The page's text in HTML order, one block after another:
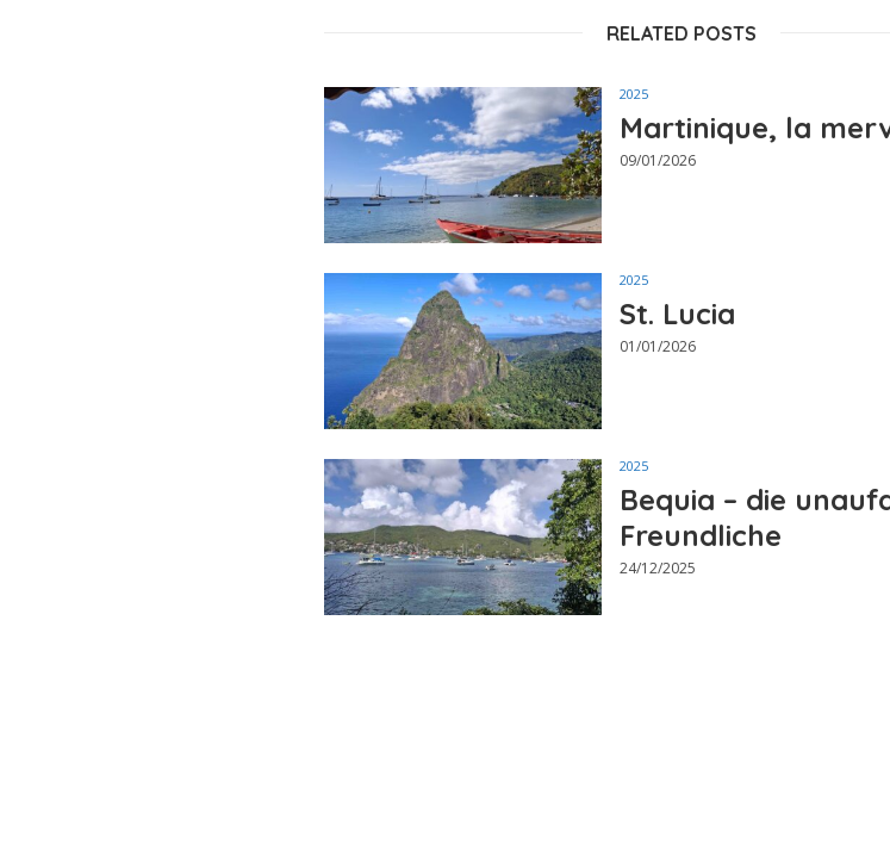
RELATED POSTS
2025
Martinique, la
09/01/2026
2025
St. Lucia
01/01/2026
2025
Bequia – die
Freundliche
24/12/2025